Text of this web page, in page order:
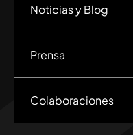
Noticias y Blog
Prensa
Colaboraciones